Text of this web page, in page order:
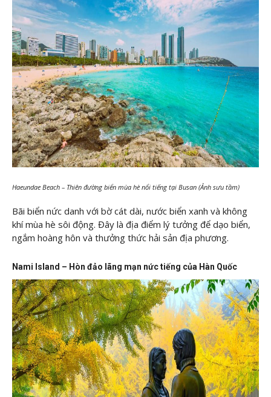
Haeundae Beach – Thiên đường biển mùa hè nổi tiếng tại Busan (Ảnh sưu tầm)
Bãi biển nức danh với bờ cát dài, nước biển xanh và không
khí mùa hè sôi động. Đây là địa điểm lý tưởng để dạo biển,
ngắm hoàng hôn và thưởng thức hải sản địa phương.
Nami Island – Hòn đảo lãng mạn nức tiếng của Hàn Quốc